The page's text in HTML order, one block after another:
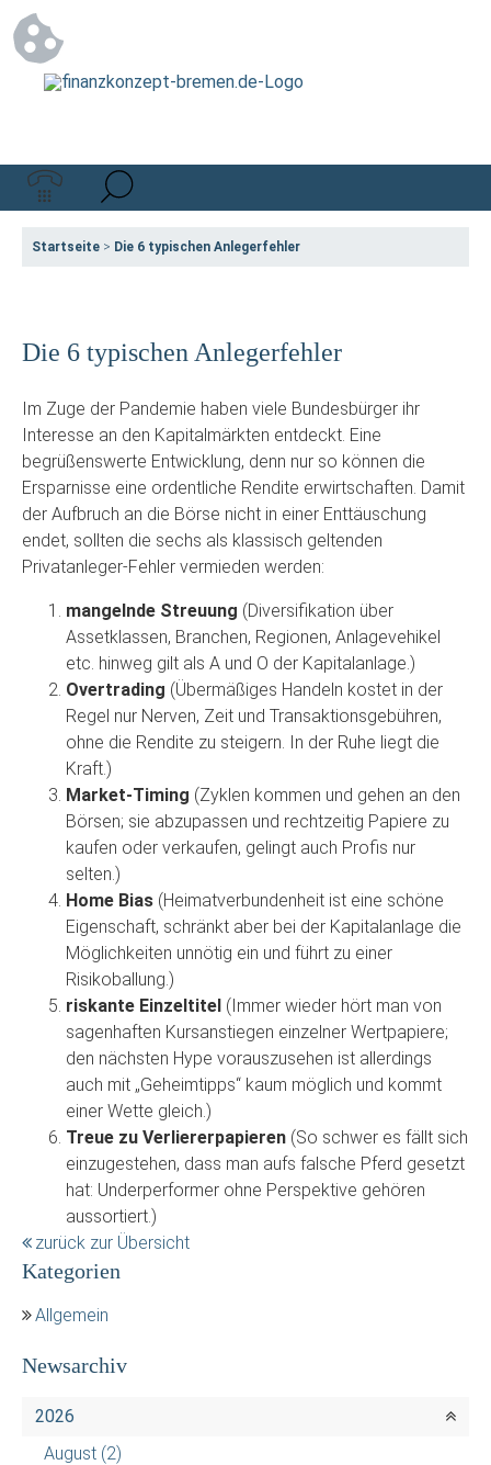
Startseite > Die 6 typischen Anlegerfehler
Die 6 typischen Anlegerfehler
Im Zuge der Pandemie haben viele Bundesbürger ihr
Interesse an den Kapitalmärkten entdeckt. Eine
begrüßenswerte Entwicklung, denn nur so können die
Ersparnisse eine ordentliche Rendite erwirtschaften. Damit
der Aufbruch an die Börse nicht in einer Enttäuschung
endet, sollten die sechs als klassisch geltenden
Privatanleger-Fehler vermieden werden:
mangelnde Streuung (Diversifikation über
Assetklassen, Branchen, Regionen, Anlagevehikel
etc. hinweg gilt als A und O der Kapitalanlage.)
Overtrading (Übermäßiges Handeln kostet in der
Regel nur Nerven, Zeit und Transaktionsgebühren,
ohne die Rendite zu steigern. In der Ruhe liegt die
Kraft.)
Market-Timing (Zyklen kommen und gehen an den
Börsen; sie abzupassen und rechtzeitig Papiere zu
kaufen oder verkaufen, gelingt auch Profis nur
selten.)
Home Bias (Heimatverbundenheit ist eine schöne
Eigenschaft, schränkt aber bei der Kapitalanlage die
Möglichkeiten unnötig ein und führt zu einer
Risikoballung.)
riskante Einzeltitel (Immer wieder hört man von
sagenhaften Kursanstiegen einzelner Wertpapiere;
den nächsten Hype vorauszusehen ist allerdings
auch mit „Geheimtipps“ kaum möglich und kommt
einer Wette gleich.)
Treue zu Verliererpapieren (So schwer es fällt sich
einzugestehen, dass man aufs falsche Pferd gesetzt
hat: Underperformer ohne Perspektive gehören
aussortiert.)
zurück zur Übersicht
Kategorien
Allgemein
Newsarchiv
2026
August (2)